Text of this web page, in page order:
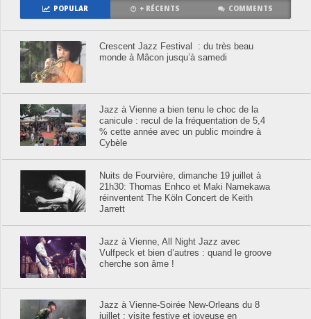
POPULAR + RÉCENTS COMMENTS
Crescent Jazz Festival : du très beau
monde à Mâcon jusqu’à samedi
Jazz à Vienne a bien tenu le choc de la
canicule : recul de la fréquentation de 5,4
% cette année avec un public moindre à
Cybèle
Nuits de Fourvière, dimanche 19 juillet à
21h30: Thomas Enhco et Maki Namekawa
réinventent The Köln Concert de Keith
Jarrett
Jazz à Vienne, All Night Jazz avec
Vulfpeck et bien d’autres : quand le groove
cherche son âme !
Jazz à Vienne-Soirée New-Orleans du 8
juillet : visite festive et joyeuse en